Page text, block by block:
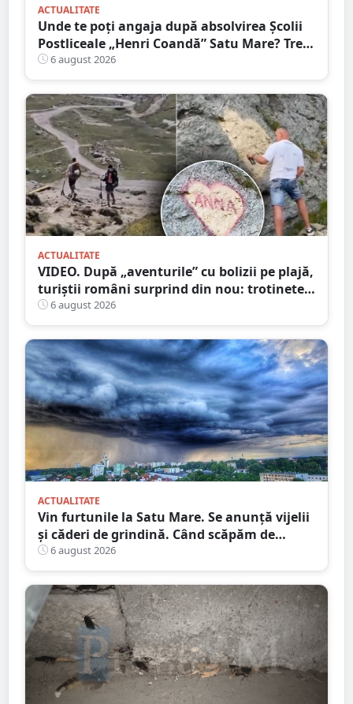
ACTUALITATE
Unde te poți angaja după absolvirea Școlii
Postliceale „Henri Coandă” Satu Mare? Trei
calificări medicale, numeroase oportunități
de carieră
6 august 2026
ACTUALITATE
VIDEO. După „aventurile” cu bolizii pe plajă,
turiștii români surprind din nou: trotinete
pe Bucegi și declarații de dragoste pe stânci
6 august 2026
ACTUALITATE
Vin furtunile la Satu Mare. Se anunță vijelii
și căderi de grindină. Când scăpăm de
caniculă
6 august 2026